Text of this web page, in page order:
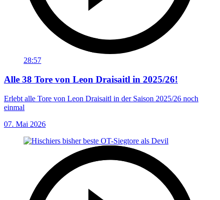
28:57
Alle 38 Tore von Leon Draisaitl in 2025/26!
Erlebt alle Tore von Leon Draisaitl in der Saison 2025/26 noch
einmal
07. Mai 2026